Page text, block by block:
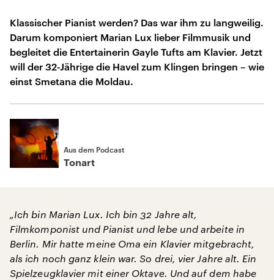
Klassischer Pianist werden? Das war ihm zu langweilig.
Darum komponiert Marian Lux lieber Filmmusik und
begleitet die Entertainerin Gayle Tufts am Klavier. Jetzt
will der 32-Jährige die Havel zum Klingen bringen – wie
einst Smetana die Moldau.
Aus dem Podcast
Tonart
„Ich bin Marian Lux. Ich bin 32 Jahre alt,
Filmkomponist und Pianist und lebe und arbeite in
Berlin. Mir hatte meine Oma ein Klavier mitgebracht,
als ich noch ganz klein war. So drei, vier Jahre alt. Ein
Spielzeugklavier mit einer Oktave. Und auf dem habe